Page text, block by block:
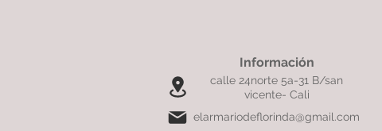
Información
calle 24norte 5a-31 B/san
vicente- Cali
elarmariodeflorinda@gmail.com